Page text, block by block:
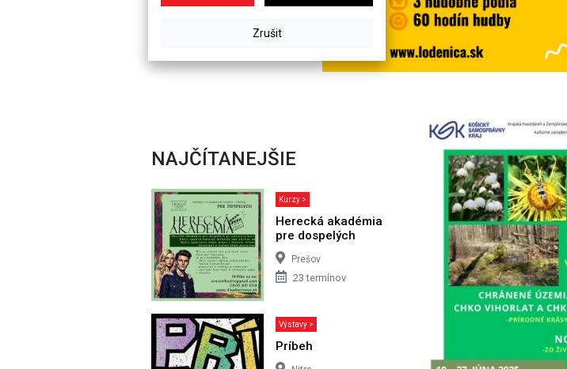
NAJČÍTANEJŠIE
Kurzy >
Herecká akadémia
pre dospelých
Prešov
23 termínov
Výstavy >
Príbeh